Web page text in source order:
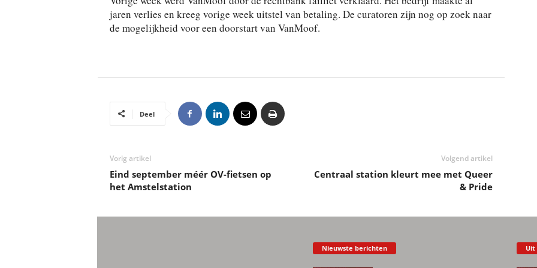
jaren verlies en kreeg vorige week uitstel van betaling. De curatoren zijn nog op zoek naar
de mogelijkheid voor een doorstart van VanMoof.
Deel
Vorig artikel
Eind september méér OV-fietsen op
het Amstelstation
Volgend artikel
Centraal station kleurt mee met Queer
& Pride
Nieuwste berichten Uit